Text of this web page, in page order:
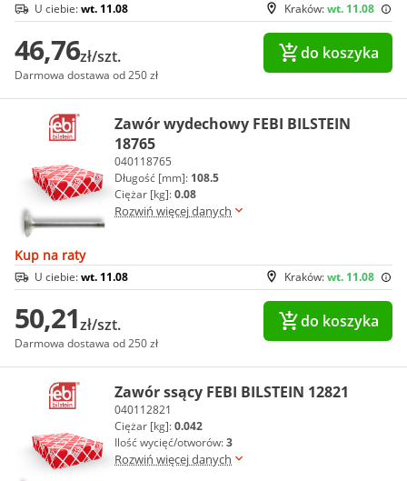
Kraków:wt. 11.08
U ciebie:wt. 11.08
46,76zł/szt.
Darmowa dostawa od 250 zł
do koszyka
Zawór wydechowy FEBI BILSTEIN
18765
040118765
Długość [mm]: 108.5
Ciężar [kg]:0.08
Rozwiń więcej danych
Kup na raty
Kraków:wt. 11.08
U ciebie:wt. 11.08
50,21zł/szt.
Darmowa dostawa od 250 zł
do koszyka
Zawór ssący FEBI BILSTEIN 12821
040112821
Ciężar [kg]:0.042
Ilość wycięć/otworów:3
Rozwiń więcej danych